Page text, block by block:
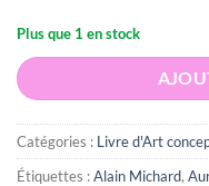
Plus que 1 en stock
Catégories : Livre d'Art
Étiquettes :Alain Michard,